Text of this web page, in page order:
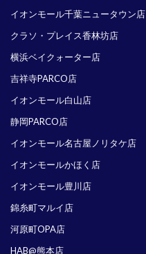
イオンモール千葉ニュータウン店
クラソ・プレイス香林坊店
横浜ベイクォーター店
吉祥寺PARCO店
イオンモール白山店
静岡PARCO店
イオンモール名古屋ノリタケ店
イオンモールかほく店
イオンモール豊川店
錦糸町マルイ店
河原町OPA店
HAB@熊本店